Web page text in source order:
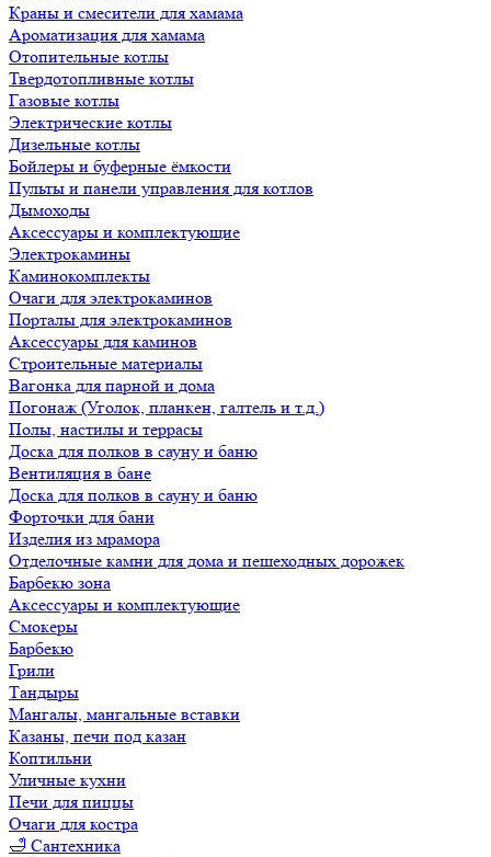
Краны и смесители для хамама
Ароматизация для хамама
Отопительные котлы
Твердотопливные котлы
Газовые котлы
Электрические котлы
Дизельные котлы
Бойлеры и буферные ёмкости
Пульты и панели управления для котлов
Дымоходы
Аксессуары и комплектующие
Электрокамины
Каминокомплекты
Очаги для электрокаминов
Порталы для электрокаминов
Аксессуары для каминов
Строительные материалы
Вагонка для парной и дома
Погонаж (Уголок, планкен, галтель и т.д.)
Полы, настилы и террасы
Доска для полков в сауну и баню
Вентиляция в бане
Доска для полков в сауну и баню
Форточки для бани
Изделия из мрамора
Отделочные камни для дома и пешеходных дорожек
Барбекю зона
Аксессуары и комплектующие
Смокеры
Барбекю
Грили
Тандыры
Мангалы, мангальные вставки
Казаны, печи под казан
Коптильни
Уличные кухни
Печи для пиццы
Очаги для костра
🛁 Сантехника